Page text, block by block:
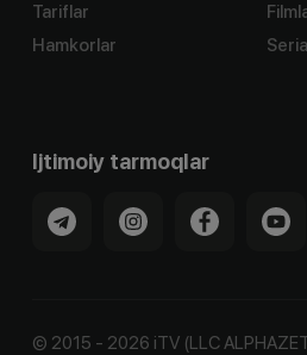
Tariflar
Hamkorlar
Ijtimoiy tarmoqlar
© 2015 - 2026 iTV (LLC